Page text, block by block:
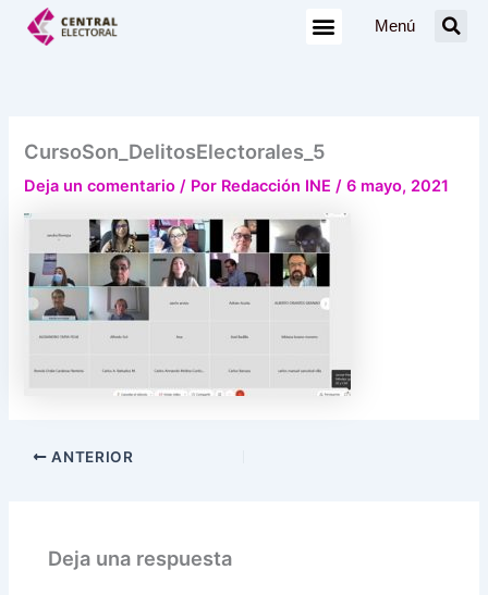
Menú
CursoSon_DelitosElectorales_5
Deja un comentario / Por Redacción INE/6 mayo, 2021
ANTERIOR
Deja una respuesta